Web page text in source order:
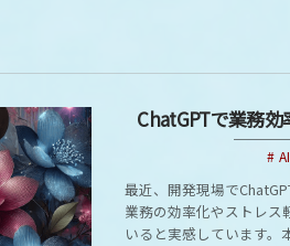
ChatGPTで業務
AI
最近、開発現場で
業務の効率化やストレス
いると実感しています。